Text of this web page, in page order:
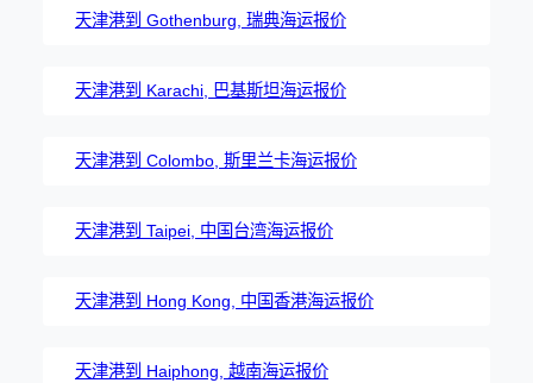
天津港到 Gothenburg, 瑞典海运报价
天津港到 Karachi, 巴基斯坦海运报价
天津港到 Colombo, 斯里兰卡海运报价
天津港到 Taipei, 中国台湾海运报价
天津港到 Hong Kong, 中国香港海运报价
天津港到 Haiphong, 越南海运报价